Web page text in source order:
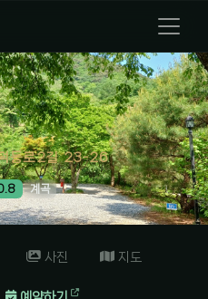
동로2길 23-26
계곡
사진 지도